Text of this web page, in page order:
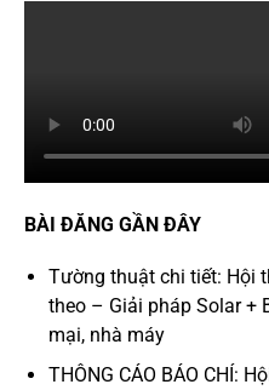
BÀI ĐĂNG GẦN ĐÂY
Tường thuật chi tiết: Hội
theo – Giải pháp Solar +
mại, nhà máy
THÔNG CÁO BÁO CHÍ: